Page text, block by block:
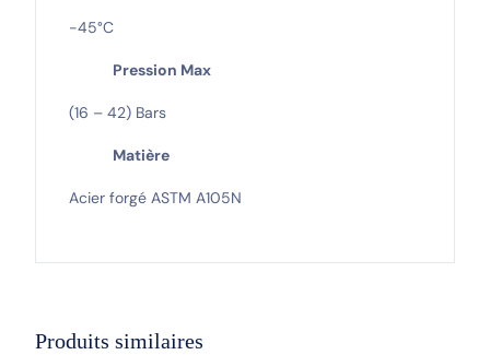
-45°C
Pression Max
(16 – 42) Bars
Matière
Acier forgé ASTM A105N
Produits similaires